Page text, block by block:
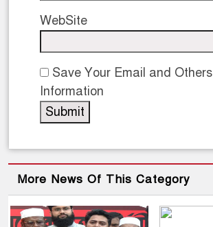
WebSite
Save Your Email and Others
Information
More News Of This Category